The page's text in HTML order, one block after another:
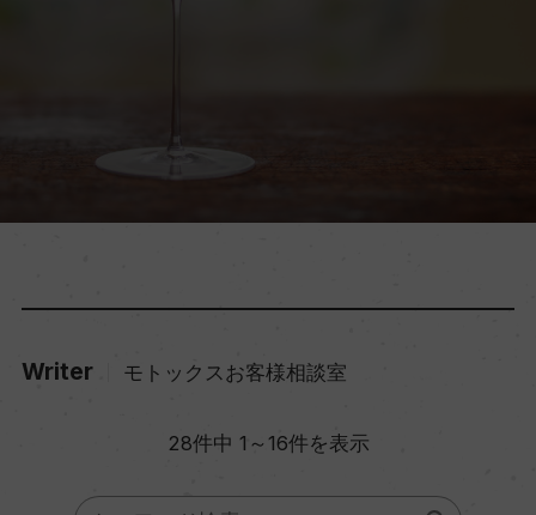
Writer モトックスお客様相談室
28件中 1～16件を表示